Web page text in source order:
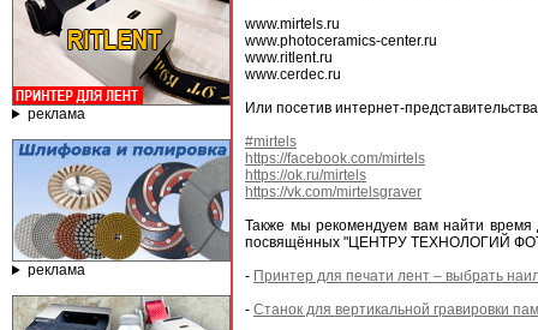
реклама
реклама
www.mirtels.ru
www.photoceramics-center.ru
www.ritlent.ru
www.cerdec.ru
Или посетив интернет-
#mirtels
https://facebook.com/mirtels
https://ok.ru/mirtels
https://vk.com/mirtelsgraver
Также мы рекомендуем вам найти
посвящённых "ЦЕНТРУ ТЕХНОЛОГИЙ
- Принтер для печати лент – выбрать
- Станок для вертикальной гравировки